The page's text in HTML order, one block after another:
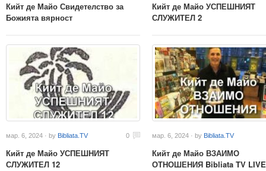
Кийт де Майо Свидетелство за
Божията вярност
Кийт де Майо УСПЕШНИЯТ
СЛУЖИТЕЛ 2
мар. 6, 2024 · by Bibliata.TV 0
Кийт де Майо УСПЕШНИЯТ
СЛУЖИТЕЛ 12
мар. 6, 2024 · by Bibliata.TV
Кийт де Майо ВЗАИМО
ОТНОШЕНИЯ Bibliata TV LIVE